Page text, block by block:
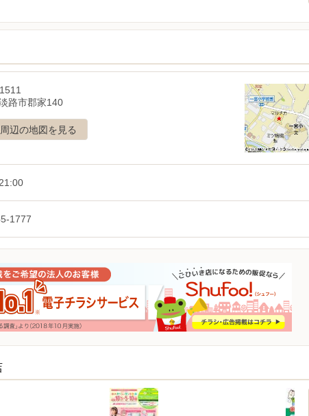
路市郡家140
辺の地図を見る
1777